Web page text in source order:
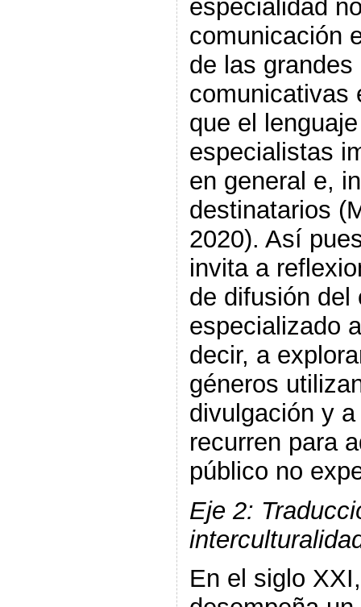
especialidad
comunicación
de las grandes
comunicativas
que el
especialistas
en general e,
destinatarios
2020). Así
invita a
de difusión del
especializado
decir, a
géneros
divulgación y
recurren para
público no
Eje 2:
En el siglo